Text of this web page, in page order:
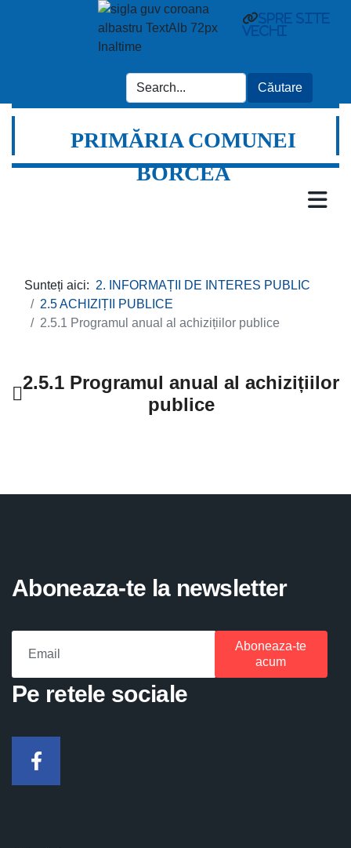
spre site
vechi
PRIMĂRIA COMUNEI
BORCEA
Sunteți aici: 2. INFORMAȚII DE INTERES PUBLIC
2.5 ACHIZIȚII PUBLICE
2.5.1 Programul anual al achizițiilor publice
2.5.1 Programul anual al achizițiilor
publice
Aboneaza-te la newsletter
Aboneaza-te
acum
Pe retele sociale
Facebook